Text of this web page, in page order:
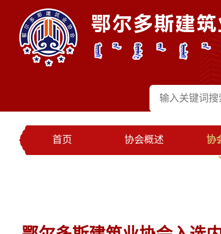
首页 协会概述 协